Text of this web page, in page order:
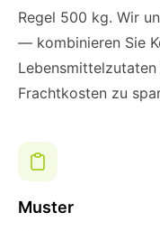
Regel 500 kg. Wir
— kombinieren Sie
Frachtkosten zu
Muster